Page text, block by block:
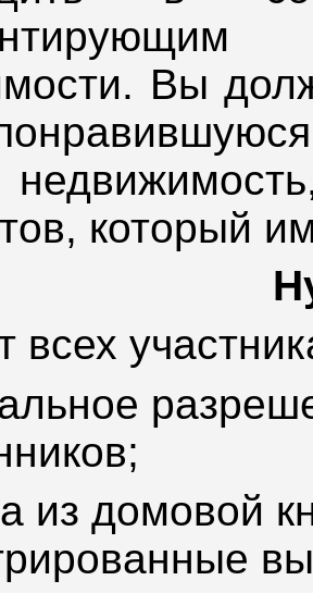
Вы
который
всех
из домовой